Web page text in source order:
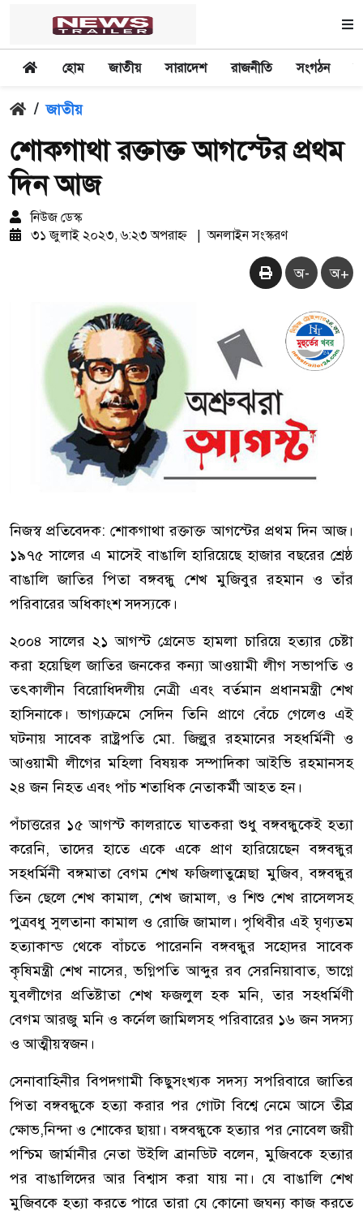
হোম জাতীয় সারাদেশ রাজনীতি সংগঠন
/ জাতীয়
শোকগাথা রক্তাক্ত আগস্টের প্রথম
দিন আজ
নিউজ ডেস্ক
৩১ জুলাই ২০২৩, ৬:২৩ অপরাহ্ন
অনলাইন সংস্করণ
অ- অ+
নিজস্ব প্রতিবেদক: শোকগাথা রক্তাক্ত আগস্টের প্রথম দিন আজ।
১৯৭৫ সালের এ মাসেই বাঙালি হারিয়েছে হাজার বছরের শ্রেষ্ঠ
বাঙালি জাতির পিতা বঙ্গবন্ধু শেখ মুজিবুর রহমান ও তাঁর
পরিবারের অধিকাংশ সদস্যকে।
২০০৪ সালের ২১ আগস্ট গ্রেনেড হামলা চারিয়ে হত্যার চেষ্টা
করা হয়েছিল জাতির জনকের কন্যা আওয়ামী লীগ সভাপতি ও
তৎকালীন বিরোধিদলীয় নেত্রী এবং বর্তমান প্রধানমন্ত্রী শেখ
হাসিনাকে। ভাগ্যক্রমে সেদিন তিনি প্রাণে বেঁচে গেলেও এই
ঘটনায় সাবেক রাষ্ট্রপতি মো. জিল্লুর রহমানের সহধর্মিনী ও
আওয়ামী লীগের মহিলা বিষয়ক সম্পাদিকা আইভি রহমানসহ
২৪ জন নিহত এবং পাঁচ শতাধিক নেতাকর্মী আহত হন।
পঁচাত্তরের ১৫ আগস্ট কালরাতে ঘাতকরা শুধু বঙ্গবন্ধুকেই হত্যা
করেনি, তাদের হাতে একে একে প্রাণ হারিয়েছেন বঙ্গবন্ধুর
সহধর্মিনী বঙ্গমাতা বেগম শেখ ফজিলাতুন্নেছা মুজিব, বঙ্গবন্ধুর
তিন ছেলে শেখ কামাল, শেখ জামাল, ও শিশু শেখ রাসেলসহ
পুত্রবধু সুলতানা কামাল ও রোজি জামাল। পৃথিবীর এই ঘৃণ্যতম
হত্যাকান্ড থেকে বাঁচতে পারেননি বঙ্গবন্ধুর সহোদর সাবেক
কৃষিমন্ত্রী শেখ নাসের, ভগ্নিপতি আব্দুর রব সেরনিয়াবাত, ভাগ্নে
যুবলীগের প্রতিষ্টাতা শেখ ফজলুল হক মনি, তার সহধর্মিণী
বেগম আরজু মনি ও কর্নেল জামিলসহ পরিবারের ১৬ জন সদস্য
ও আত্মীয়স্বজন।
সেনাবাহিনীর বিপদগামী কিছুসংখ্যক সদস্য সপরিবারে জাতির
পিতা বঙ্গবন্ধুকে হত্যা করার পর গোটা বিশ্বে নেমে আসে তীব্র
ক্ষোভ,নিন্দা ও শোকের ছায়া। বঙ্গবন্ধুকে হত্যার পর নোবেল জয়ী
পশ্চিম জার্মানীর নেতা উইলি ব্রানডিট বলেন, মুজিবকে হত্যার
পর বাঙালিদের আর বিশ্বাস করা যায় না। যে বাঙালি শেখ
মুজিবকে হত্যা করতে পারে তারা যে কোনো জঘন্য কাজ করতে